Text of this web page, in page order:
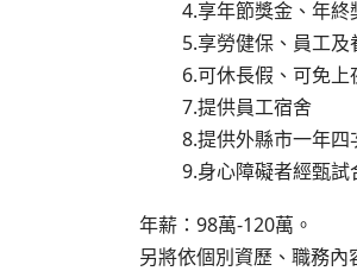
4.享年節獎金、年終
5.享勞健保、員工及
6.可休長假、可免上
7.提供員工宿舍
8.提供外縣市一年四
9.身心障礙者經甄試
年薪：98萬-120萬。
另將依個別資歷、職務